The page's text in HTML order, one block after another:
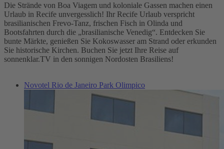
Die Strände von Boa Viagem und koloniale Gassen machen einen
Urlaub in Recife unvergesslich! Ihr Recife Urlaub verspricht
brasilianischen Frevo-Tanz, frischen Fisch in Olinda und
Bootsfahrten durch die „brasilianische Venedig“. Entdecken Sie
bunte Märkte, genießen Sie Kokoswasser am Strand oder erkunden
Sie historische Kirchen. Buchen Sie jetzt Ihre Reise auf
sonnenklar.TV in den sonnigen Nordosten Brasiliens!
Novotel Rio de Janeiro Park Olimpico